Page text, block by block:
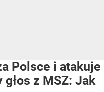
Polsce i atakuje
z MSZ: Jak